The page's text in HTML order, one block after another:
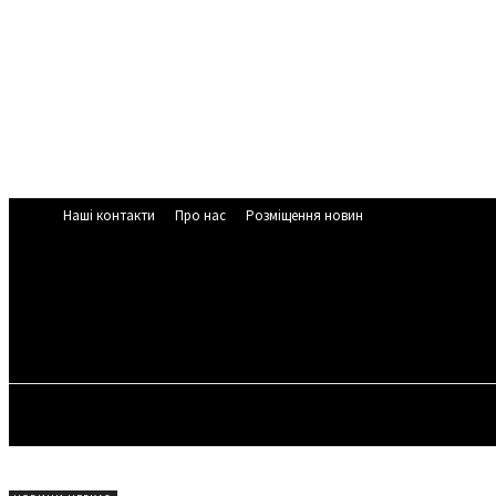
Наші контакти Про нас Розміщення новин